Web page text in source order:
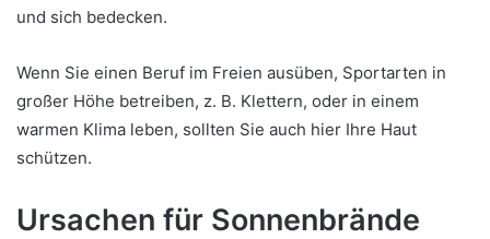
und sich bedecken.
Wenn Sie einen Beruf im Freien ausüben, Sportarten in
großer Höhe betreiben, z. B. Klettern, oder in einem
warmen Klima leben, sollten Sie auch hier Ihre Haut
schützen.
Ursachen für Sonnenbrände